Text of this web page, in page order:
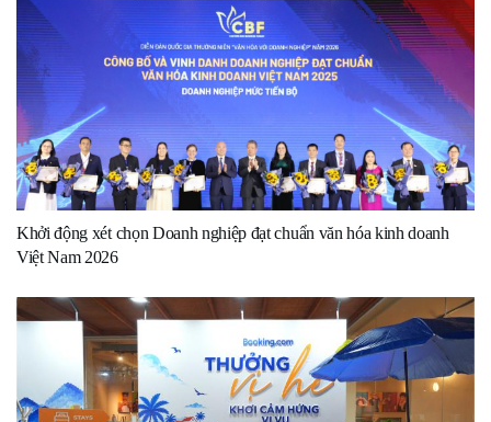
Khởi động xét chọn Doanh nghiệp đạt chuẩn văn hóa kinh doanh
Việt Nam 2026